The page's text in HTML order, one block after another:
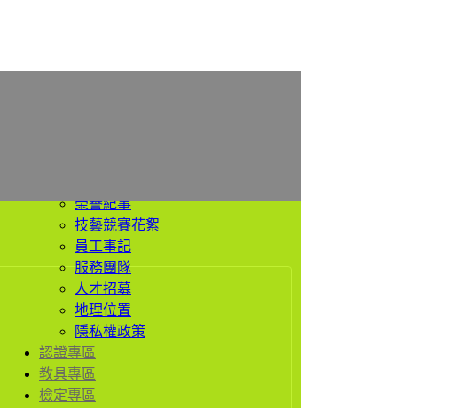
榮譽紀事
技藝競賽花絮
員工事記
服務團隊
人才招募
地理位置
隱私權政策
認證專區
教具專區
檢定專區